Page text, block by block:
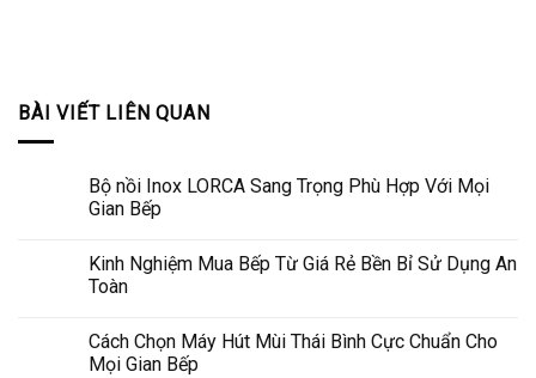
BÀI VIẾT LIÊN QUAN
Bộ nồi Inox LORCA Sang Trọng Phù Hợp Với Mọi
Gian Bếp
Kinh Nghiệm Mua Bếp Từ Giá Rẻ Bền Bỉ Sử Dụng An
Toàn
Cách Chọn Máy Hút Mùi Thái Bình Cực Chuẩn Cho
Mọi Gian Bếp